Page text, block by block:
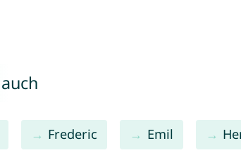
Frederic Emil